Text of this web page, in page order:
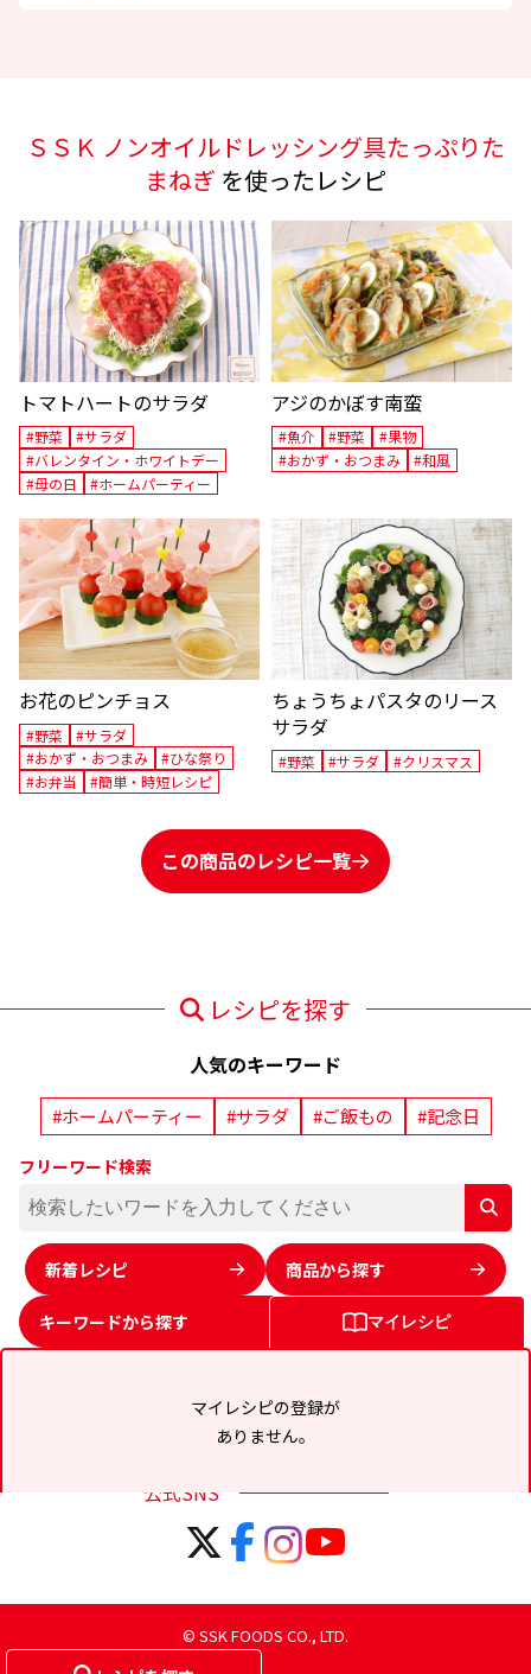
ＳＳＫ ノンオイルドレッシング具たっぷりた
まねぎ を使ったレシピ
トマトハートのサラダ
#野菜
#サラダ
#バレンタイン・ホワイトデー
#母の日
#ホームパーティー
アジのかぼす南蛮
#魚介 #野菜
#果物
#おかず・おつまみ
#和風
お花のピンチョス
#野菜
#サラダ
#おかず・おつまみ
#ひな祭り
#お弁当
#簡単・時短レシピ
ちょうちょパスタのリース
サラダ
#野菜 #サラダ #クリスマス
この商品のレシピ一覧
レシピを探す
人気のキーワード
#ホームパーティー #サラダ #ご飯もの #記念日
フリーワード検索
新着レシピ
キーワードから探す
商品から探す
マイレシピ
マイレシピの登録が
ありません。
公式SNS
© SSK FOODS CO., LTD.